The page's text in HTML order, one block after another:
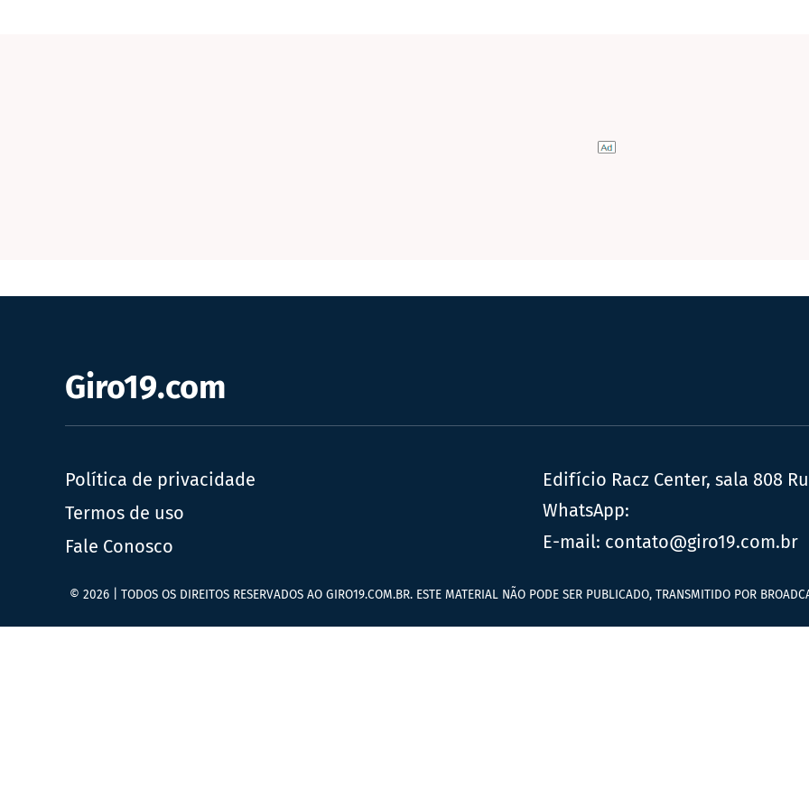
Giro19.com
Política de privacidade
Termos de uso
Fale Conosco
Edifício Racz Center, sala 808
WhatsApp:
E-mail: contato@giro19.com.br
© 2026 | TODOS OS DIREITOS RESERVADOS AO GIRO19.COM.BR. ESTE MATERIAL NÃO PODE SER PUBLICADO, TRANSMITIDO POR